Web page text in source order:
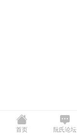
首页 阮氏论坛